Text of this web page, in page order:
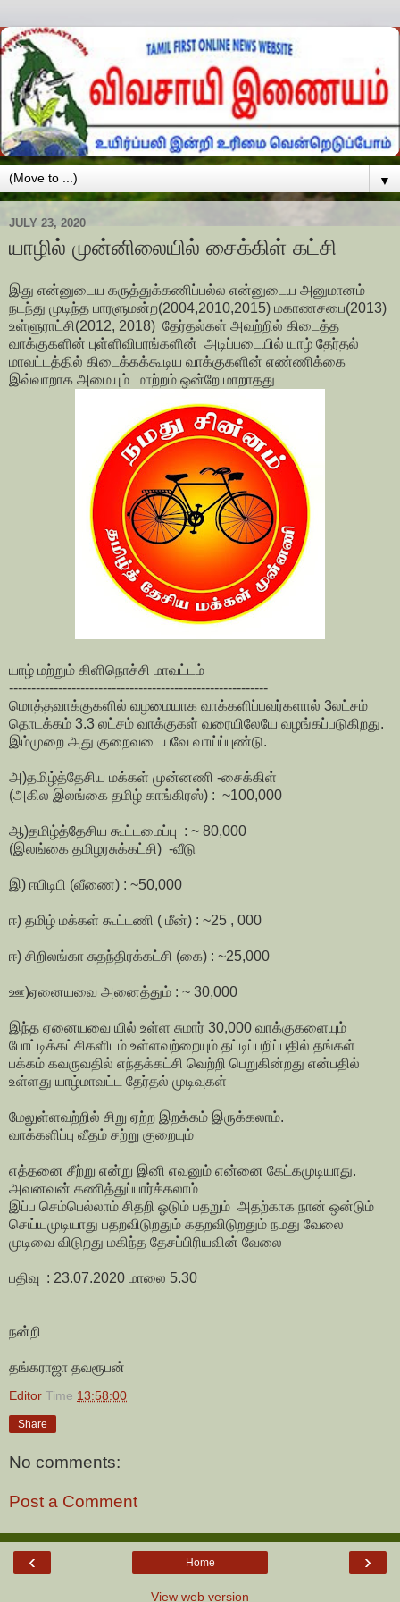
▼
JULY 23, 2020
யாழில் முன்னிலையில் சைக்கிள் கட்சி
இது என்னுடைய கருத்துக்கணிப்பல்ல என்னுடைய அனுமானம்
நடந்து முடிந்த பாரளுமன்ற(2004,2010,2015) மகாணசபை(2013)
உள்ளுராட்சி(2012, 2018) தேர்தல்கள் அவற்றில் கிடைத்த
வாக்குகளின் புள்ளிவிபரங்களின் அடிப்படையில் யாழ் தேர்தல்
மாவட்டத்தில் கிடைக்கக்கூடிய வாக்குகளின் எண்ணிக்கை
இவ்வாறாக அமையும் மாற்றம் ஒன்றே மாறாதது
யாழ் மற்றும் கிளிநொச்சி மாவட்டம்
----------------------------------------------------------
மொத்தவாக்குகளில் வழமையாக வாக்களிப்பவர்களால் 3லட்சம்
தொடக்கம் 3.3 லட்சம் வாக்குகள் வரையிலேயே வழங்கப்படுகிறது.
இம்முறை அது குறைவடையவே வாய்ப்புண்டு.
அ)தமிழ்த்தேசிய மக்கள் முன்னணி -சைக்கிள்
(அகில இலங்கை தமிழ் காங்கிரஸ்) : ~100,000
ஆ)தமிழ்த்தேசிய கூட்டமைப்பு : ~ 80,000
(இலங்கை தமிழரசுக்கட்சி) -வீடு
இ) ஈபிடிபி (வீணை) : ~50,000
ஈ) தமிழ் மக்கள் கூட்டணி ( மீன்) : ~25 , 000
ஈ) சிறிலங்கா சுதந்திரக்கட்சி (கை) : ~25,000
ஊ)ஏனையவை அனைத்தும் : ~ 30,000
இந்த ஏனையவை யில் உள்ள சுமார் 30,000 வாக்குகளையும்
போட்டிக்கட்சிகளிடம் உள்ளவற்றையும் தட்டிப்பறிப்பதில் தங்கள்
பக்கம் கவருவதில் எந்தக்கட்சி வெற்றி பெறுகின்றது என்பதில்
உள்ளது யாழ்மாவட்ட தேர்தல் முடிவுகள்
மேலுள்ளவற்றில் சிறு ஏற்ற இறக்கம் இருக்கலாம்.
வாக்களிப்பு வீதம் சற்று குறையும்
எத்தனை சீற்று என்று இனி எவனும் என்னை கேட்கமுடியாது.
அவனவன் கணித்துப்பார்க்கலாம்
இப்ப செம்பெல்லாம் சிதறி ஓடும் பதறும் அதற்காக நான் ஒன்டும்
செய்யமுடியாது பதறவிடுறதும் கதறவிடுறதும் நமது வேலை
முடிவை விடுறது மகிந்த தேசப்பிரியவின் வேலை
பதிவு : 23.07.2020 மாலை 5.30
நன்றி
தங்கராஜா தவரூபன்
Editor Time 13:58:00
Share
No comments:
Post a Comment
‹ ›
Home
View web version